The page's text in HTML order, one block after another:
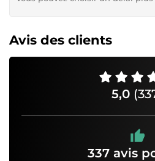
Avis des clients
5,0
337 avis